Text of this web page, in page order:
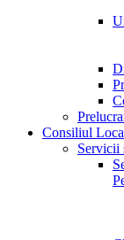
Consiliul
Servicii